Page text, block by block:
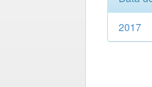
2017